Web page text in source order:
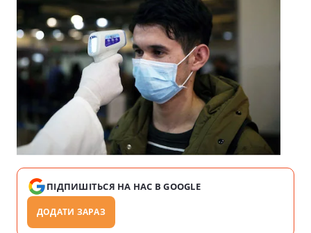
ПІДПИШІТЬСЯ НА НАС В GOOGLE
ДОДАТИ ЗАРАЗ